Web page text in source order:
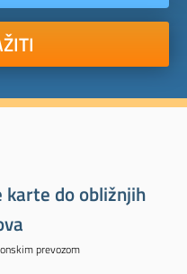
karte do obližnjih
prevozom